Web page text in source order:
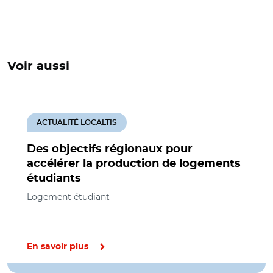
Voir aussi
Des objectifs régionaux pour
accélérer la production de logements
étudiants
ACTUALITÉ LOCALTIS
Logement étudiant
En savoir plus